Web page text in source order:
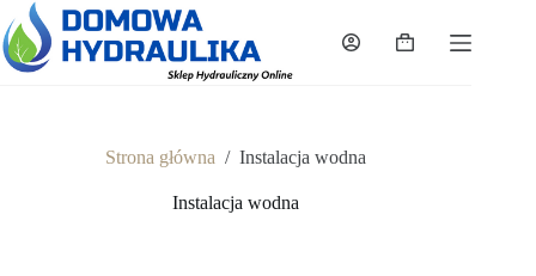
Przejdź
do
treści
Koszyk
Strona główna / Instalacja wodna
Instalacja wodna